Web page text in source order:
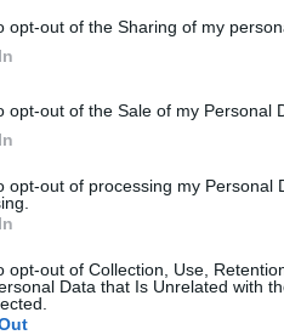
opt-out of the Sharing of my
opt-out of the Sale of my Personal
opt-out of processing my Personal
opt-out of Collection, Use,
Data that Is Unrelated with
Wikipédia
időrendben ITT!
Hírek-ben is!
#magyar #ország